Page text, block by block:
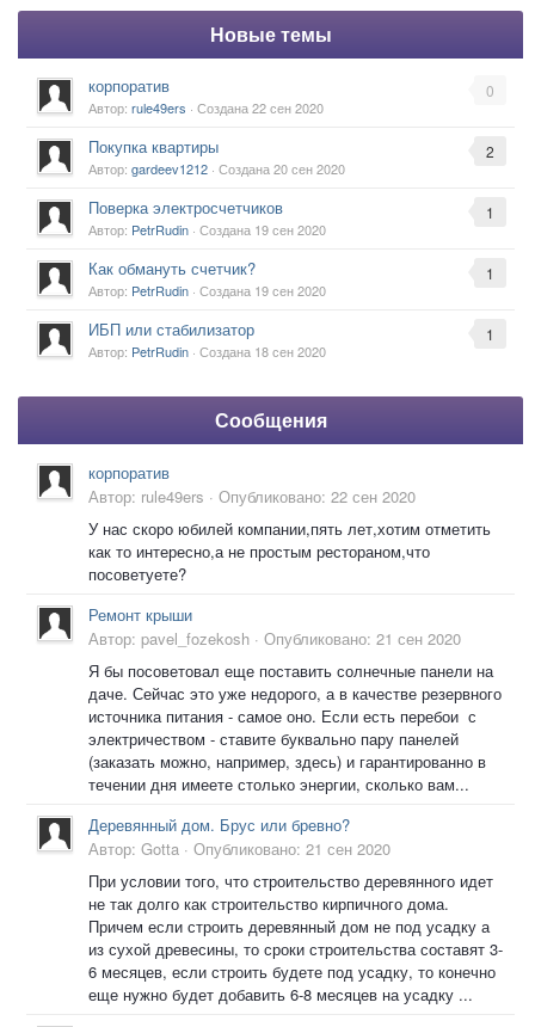
Новые темы
0
корпоратив
Автор: rule49ers · Создана22 сен 2020
2
Покупка квартиры
Автор: gardeev1212 · Создана20 сен 2020
1
Поверка электросчетчиков
Автор: PetrRudin · Создана 19 сен 2020
1
Как обмануть счетчик?
Автор: PetrRudin · Создана 19 сен 2020
1
ИБП или стабилизатор
Автор: PetrRudin · Создана 18 сен 2020
Сообщения
корпоратив
Автор: rule49ers · Опубликовано: 22 сен 2020
У нас скоро юбилей компании,пять лет,хотим отметить
как то интересно,а не простым рестораном,что
посоветуете?
Ремонт крыши
Автор: pavel_fozekosh · Опубликовано: 21 сен 2020
Я бы посоветовал еще поставить солнечные панели на
даче. Сейчас это уже недорого, а в качестве резервного
источника питания - самое оно. Если есть перебои с
электричеством - ставите буквально пару панелей
(заказать можно, например, здесь) и гарантированно в
течении дня имеете столько энергии, сколько вам...
Деревянный дом. Брус или бревно?
Автор: Gotta · Опубликовано: 21 сен 2020
При условии того, что строительство деревянного идет
не так долго как строительство кирпичного дома.
Причем если строить деревянный дом не под усадку а
из сухой древесины, то сроки строительства составят 3-
6 месяцев, если строить будете под усадку, то конечно
еще нужно будет добавить 6-8 месяцев на усадку ...